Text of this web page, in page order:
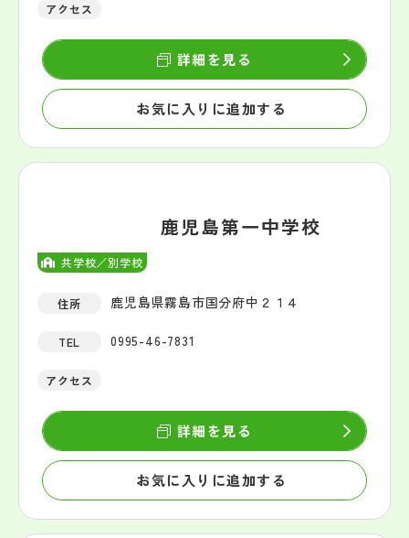
アクセス
お気に入りに追加する
詳細を見る
共学校／別学校
鹿児島第一中学校
住所 鹿児島県霧島市国分府中２１４
TEL 0995-46-7831
アクセス
お気に入りに追加する
詳細を見る